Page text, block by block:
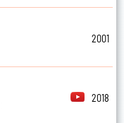
2001
2018